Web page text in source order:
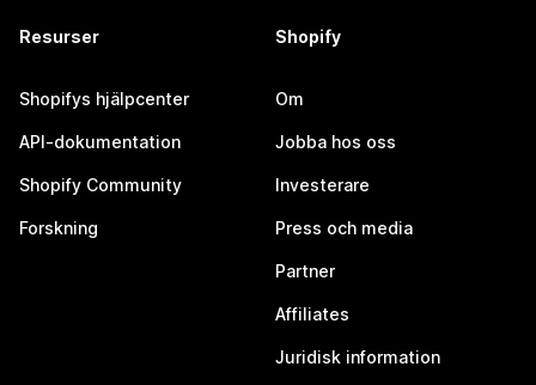
Resurser
Shopifys hjälpcenter
API-dokumentation
Shopify Community
Forskning
Shopify
Om
Jobba hos oss
Investerare
Press och media
Partner
Affiliates
Juridisk information